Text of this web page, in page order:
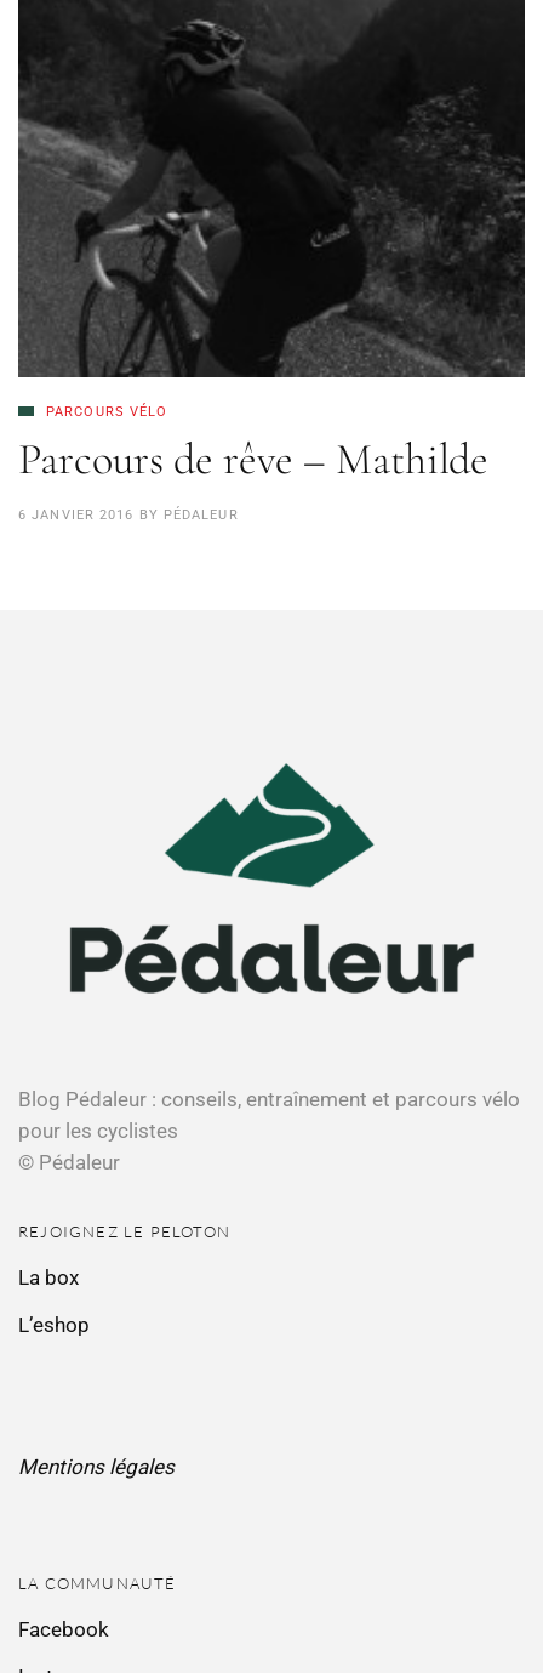
PARCOURS VÉLO
Parcours de rêve – Mathilde
6 JANVIER 2016 BY PÉDALEUR
Blog Pédaleur : conseils, entraînement et parcours vélo
pour les cyclistes
© Pédaleur
REJOIGNEZ LE PELOTON
La box
L’eshop
Mentions légales
LA COMMUNAUTÉ
Facebook